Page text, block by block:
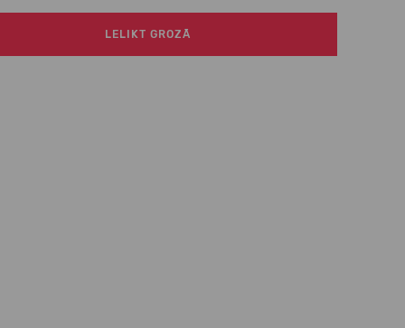
LELIKT GROZĀ